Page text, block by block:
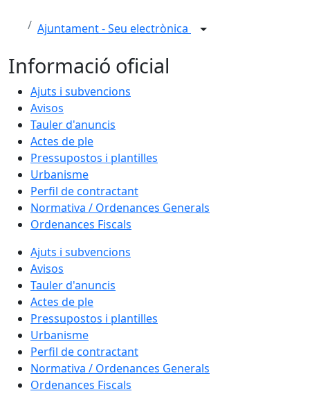
Ajuntament - Seu electrònica
Informació oficial
Ajuts i subvencions
Avisos
Tauler d'anuncis
Actes de ple
Pressupostos i plantilles
Urbanisme
Perfil de contractant
Normativa / Ordenances Generals
Ordenances Fiscals
Ajuts i subvencions
Avisos
Tauler d'anuncis
Actes de ple
Pressupostos i plantilles
Urbanisme
Perfil de contractant
Normativa / Ordenances Generals
Ordenances Fiscals